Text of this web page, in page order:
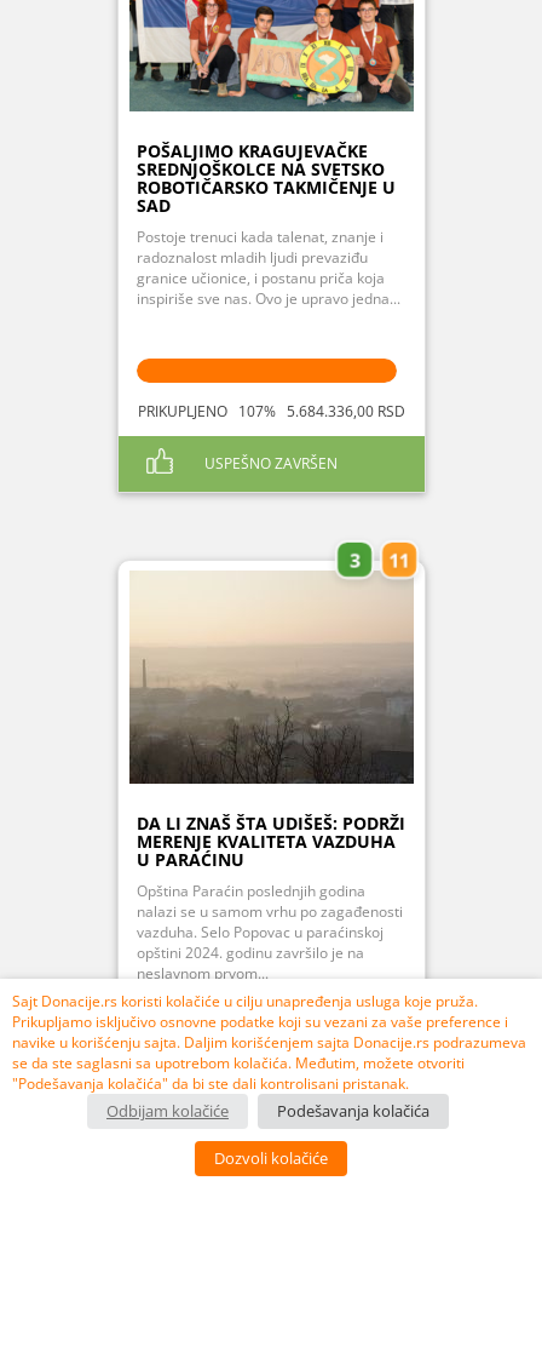
POŠALJIMO KRAGUJEVAČKE
SREDNJOŠKOLCE NA SVETSKO
ROBOTIČARSKO TAKMIČENJE U
SAD
Postoje trenuci kada talenat, znanje i
radoznalost mladih ljudi prevaziđu
granice učionice, i postanu priča koja
inspiriše sve nas. Ovo je upravo jedna...
PRIKUPLJENO 107% 5.684.336,00 RSD
USPEŠNO ZAVRŠEN
3 11
DA LI ZNAŠ ŠTA UDIŠEŠ: PODRŽI
MERENJE KVALITETA VAZDUHA
U PARAĆINU
Opština Paraćin poslednjih godina
nalazi se u samom vrhu po zagađenosti
vazduha. Selo Popovac u paraćinskoj
opštini 2024. godinu završilo je na
neslavnom prvom...
PRIKUPLJENO 107% 106.850,00 RSD
USPEŠNO ZAVRŠEN
Sajt Donacije.rs koristi kolačiće u cilju unapređenja usluga koje pruža.
Prikupljamo isključivo osnovne podatke koji su vezani za vaše preference i
navike u korišćenju sajta. Daljim korišćenjem sajta Donacije.rs podrazumeva
se da ste saglasni sa upotrebom kolačića. Međutim, možete otvoriti
"Podešavanja kolačića" da bi ste dali kontrolisani pristanak.
Odbijam kolačiće Podešavanja kolačića
Dozvoli kolačiće